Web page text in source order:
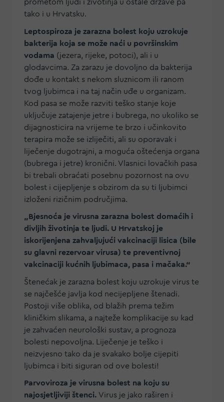
prometom ljudi i životinja u ostale države pa
tako i u Hrvatsku.
Leptospiroza je zarazna bolest koju uzrokuje
bakterija koja se može naći u površinskim
vodama (jezera, rijeke, potoci), ali i u
glodavcima. Za zarazu je dovoljno da bakterija
dođe u kontakt s nekom sluznicom ili ranom
tvog ljubimca i na taj način uđe u organizam.
Kod pasa se može razviti teško stanje koje
uključuje zatajenje jetre i bubrega, no ukoliko se
dijagnosticira na vrijeme te brzo i učinkovito
terapira može se izliječiti, ali su oporavak i
liječenje dugotrajni, a moguća oštećenja organa
(bubrega i jetre) kronični. Vlasnici lovačkih pasa
bi trebali obraćati posebnu pozornost na ovu
bolest i cijepljenje s obzirom da su ti ljubimci
izloženi rizičnim područjima.
„Bjesnoća je virusna zarazna bolest domaćih i
divljih životinja te ljudi. U Hrvatskoj je
iskorijenjena zahvaljujući vakcinaciji lisica (bile
su glavni rezervoar virusa) te preventivnoj
vakcinaciji kućnih ljubimaca, pasa i mačaka.“
Štenećak je zarazna bolest koju uzrokuje virus te
se najčešće javlja kod necijepljene štenadi.
Postoji više oblika, od blažih prema težim
kliničkim slikama, a najteže komplikacije su kad
je zahvaćen neurološki sustav, a prognoza
bolesti nepovoljna. Liječenje je teško i
neizvjesno tako da je svakako bolje cijepiti
ljubimca i biti siguran od ove bolesti!
Parvoviroza je virusna bolest na koju su
najosjetljiviji štenci. Virus je jako raširen i